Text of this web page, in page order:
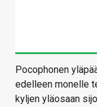
Pocophonen
edelleen monelle
kyljen yläosaan